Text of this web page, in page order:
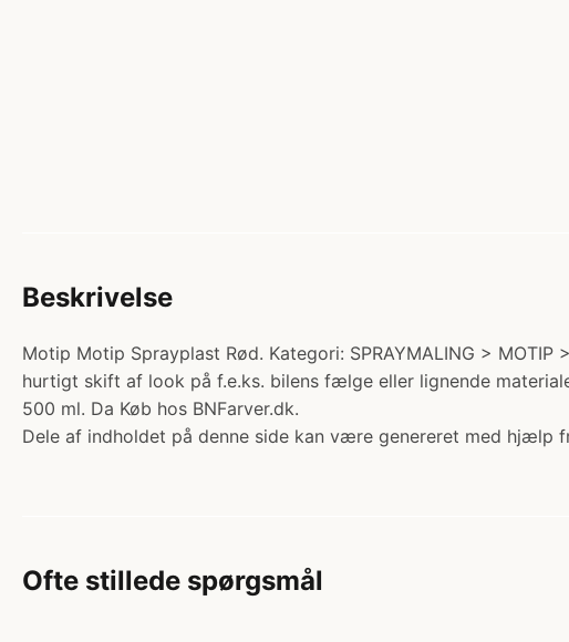
Beskrivelse
Motip Motip Sprayplast Rød. Kategori: SPRAYMALING >
hurtigt skift af look på f.e.ks. bilens fælge eller lignende
500 ml. Da Køb hos BNFarver.dk.
Dele af indholdet på denne side kan være genereret med hjælp
Ofte stillede spørgsmål